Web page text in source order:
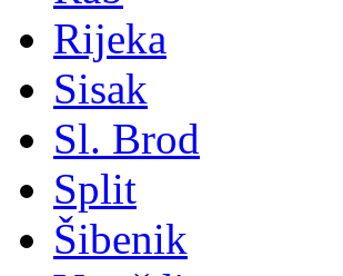
Rijeka
Sisak
Sl. Brod
Split
Šibenik